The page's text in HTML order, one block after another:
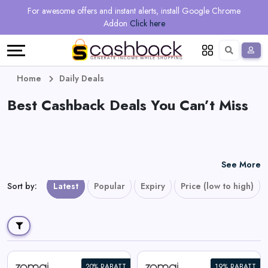
For awesome offers and instant alerts, install Google Chrome
Addon Click here
Regional
Online
Vouchers
Daily
All
Earn
Earn
Earn
Language
Deutsch
Home Daily Deals
Best Cashback Deals You Can’t Miss
See More
Sort by: Latest Popular Expiry Price (low to high)